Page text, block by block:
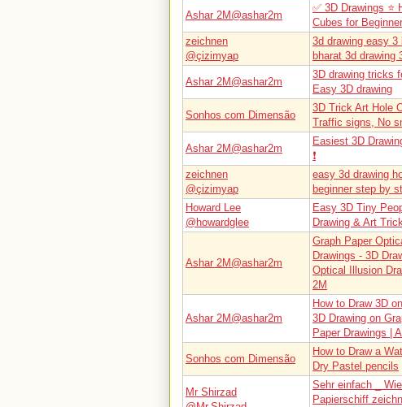
Ashar 2M@ashar2m
✅ 3D Drawings ⭐
Cubes for
zeichnen
@çizimyap
3d drawing easy
bharat 3d drawing
Ashar 2M@ashar2m
3D drawing tricks
Easy 3D drawing
Sonhos com Dimensão
3D Trick Art Hole
Traffic signs, No
Ashar 2M@ashar2m
Easiest 3D
❗
zeichnen
@çizimyap
easy 3d drawing
beginner step by
Howard Lee
@howardglee
Easy 3D Tiny
Drawing & Art
Ashar 2M@ashar2m
Graph Paper
Drawings - 3D
Optical Illusion
2M
Ashar 2M@ashar2m
How to Draw 3D
3D Drawing on
Paper Drawings |
Sonhos com Dimensão
How to Draw a
Dry Pastel pencils
Mr Shirzad
Sehr einfach _
Papierschiff